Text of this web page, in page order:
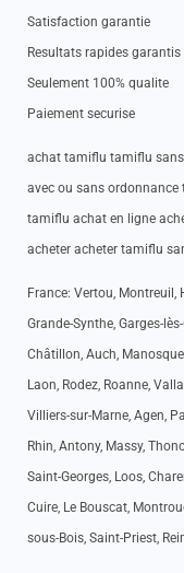
Satisfaction garantie
Resultats rapides garantis
Seulement 100% qualite
Paiement securise
achat tamiflu tamiflu
avec ou sans
tamiflu achat en ligne
acheter acheter tamiflu
France: Vertou, Montreuil,
Grande-Synthe, Garges-
Châtillon, Auch,
Laon, Rodez, Roanne,
Villiers-sur-Marne, Agen,
Rhin, Antony, Massy,
Saint-Georges, Loos,
Cuire, Le Bouscat,
sous-Bois, Saint-Priest,